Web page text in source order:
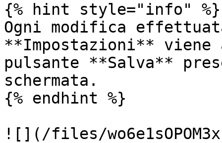
{% hint style="info" %}
Ogni modifica
**Impostazioni** viene
pulsante **Salva**
schermata.
{% endhint %}
![](/files/